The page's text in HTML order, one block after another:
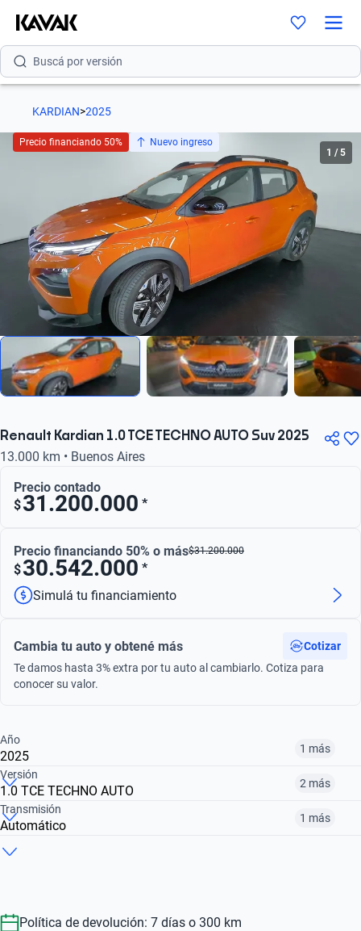
Buscá por modelo
Buscá por versión
Buscá por marca
Buscá por versión
Buscá por año
KARDIAN>2025
Precio financiando 50%
Nuevo ingreso
1 /5
Renault Kardian 1.0 TCE TECHNO AUTO Suv 2025
13.000 km • Buenos Aires
Precio contado
$31.200.000 *
Precio financiando 50% o más$31.200.000
$30.542.000 *
Simulá tu financiamiento
Cambia tu auto y obtené más
Cotizar
Te damos hasta 3% extra por tu auto al cambiarlo. Cotiza para
conocer su valor.
Año
2025 1 más
2025
$ 28.552.000
2026
Versión
1.0 TCE TECHNO AUTO 2 más
Transmisión
Automático 1 más
Política de devolución: 7 días o 300 km